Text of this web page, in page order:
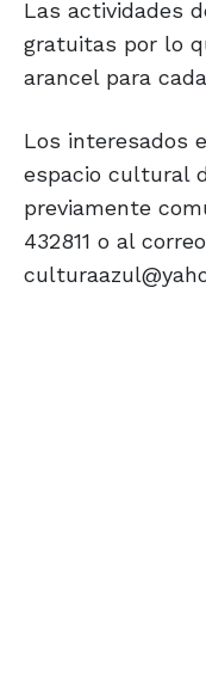
Las actividades
gratuitas por lo
arancel para
Los interesados
espacio cultural
previamente
432811 o al